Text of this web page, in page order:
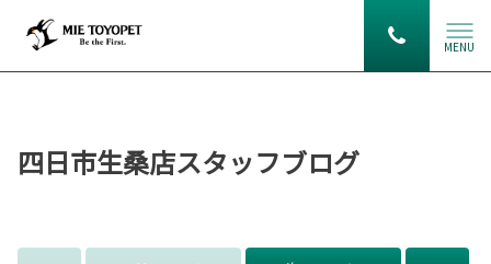
MENU
四日市生桑店スタッフブログ